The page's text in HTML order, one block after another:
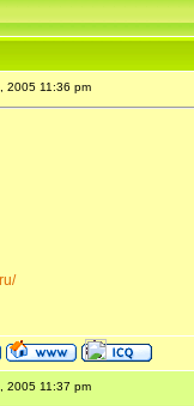
2005 11:36 pm
2005 11:37 pm